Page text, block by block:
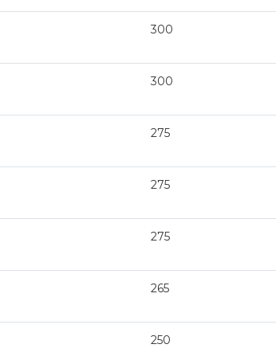
300
300
275
275
275
265
250